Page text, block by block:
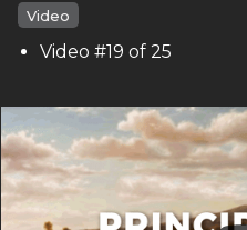
Video
Video #19 of 25